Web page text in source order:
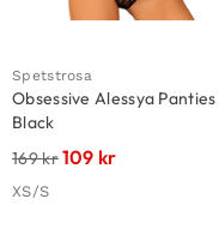
Spetstrosa
Obsessive Alessya Panties
Black
169kr109 kr
XS/S